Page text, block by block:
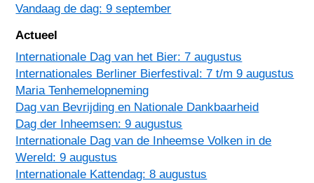
Vandaag de dag: 9 september
Actueel
Internationale Dag van het Bier: 7 augustus
Internationales Berliner Bierfestival: 7 t/m 9 augustus
Maria Tenhemelopneming
Dag van Bevrijding en Nationale Dankbaarheid
Dag der Inheemsen: 9 augustus
Internationale Dag van de Inheemse Volken in de
Wereld: 9 augustus
Internationale Kattendag: 8 augustus